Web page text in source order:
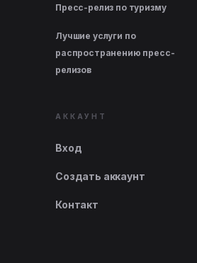
Пресс-релиз по туризму
Лучшие услуги по
распространению пресс-
релизов
АККАУНТ
Вход
Создать аккаунт
Контакт